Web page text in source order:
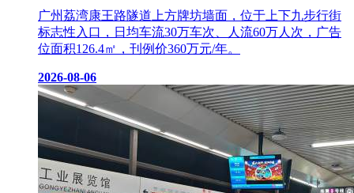
广州荔湾康王路隧道上方牌坊墙面，位于上下九步行街
标志性入口，日均车流30万车次、人流60万人次，广告
位面积126.4㎡，刊例价360万元/年。
2026-08-06